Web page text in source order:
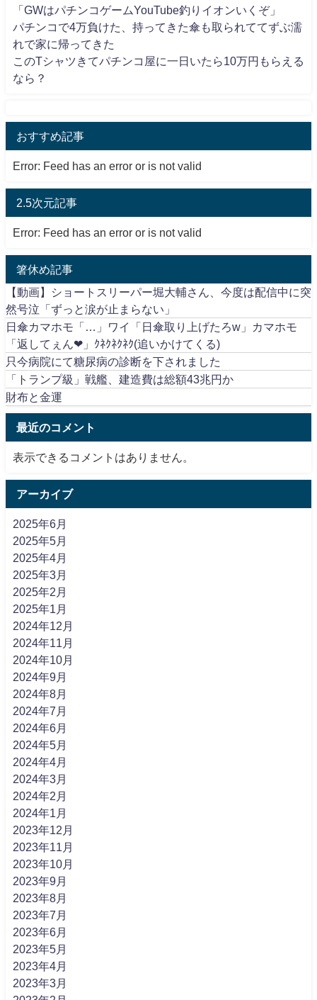
「GWはパチンコゲームYouTube釣りイオンいくぞ」
パチンコで4万負けた、持ってきた傘も取られててずぶ濡
れで家に帰ってきた
このTシャツきてパチンコ屋に一日いたら10万円もらえる
なら？
おすすめ記事
Error: Feed has an error or is not valid
2.5次元記事
Error: Feed has an error or is not valid
箸休め記事
【動画】ショートスリーパー堀大輔さん、今度は配信中に突
然号泣「ずっと涙が止まらない」
日傘カマホモ「…」ワイ「日傘取り上げたろw」カマホモ
「返してぇん❤」ｸﾈｸﾈｸﾈｸ(追いかけてくる)
只今病院にて糖尿病の診断を下されました
「トランプ級」戦艦、建造費は総額43兆円か
財布と金運
最近のコメント
表示できるコメントはありません。
アーカイブ
2025年6月
2025年5月
2025年4月
2025年3月
2025年2月
2025年1月
2024年12月
2024年11月
2024年10月
2024年9月
2024年8月
2024年7月
2024年6月
2024年5月
2024年4月
2024年3月
2024年2月
2024年1月
2023年12月
2023年11月
2023年10月
2023年9月
2023年8月
2023年7月
2023年6月
2023年5月
2023年4月
2023年3月